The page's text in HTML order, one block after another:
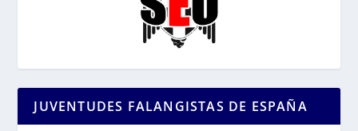
JUVENTUDES FALANGISTAS DE ESPAÑA